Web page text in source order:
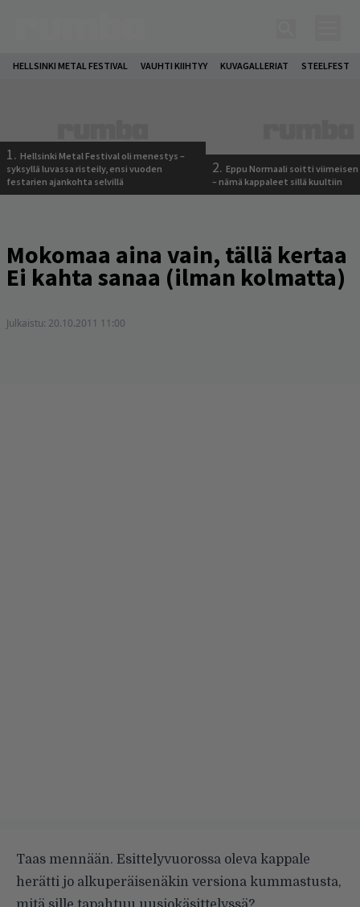
HELLSINKI METAL FESTIVAL VAUHTI KIIHTYY KUVAGALLERIAT STEELFEST
1. Hellsinki Metal Festival oli menestys –
syksyllä luvassa risteily, ensi vuoden
festarien ajankohta selvillä
2. Eppu Normaali soitti viimeisen
– nämä kappaleet sillä kuultiin
Mokomaa aina vain, tällä kertaa
Ei kahta sanaa (ilman kolmatta)
Julkaistu: 20.10.2011 11:00
Taas mennään. Esittelyvuorossa oleva kappale
herätti jo alkuperäisenäkin versiona kummastusta,